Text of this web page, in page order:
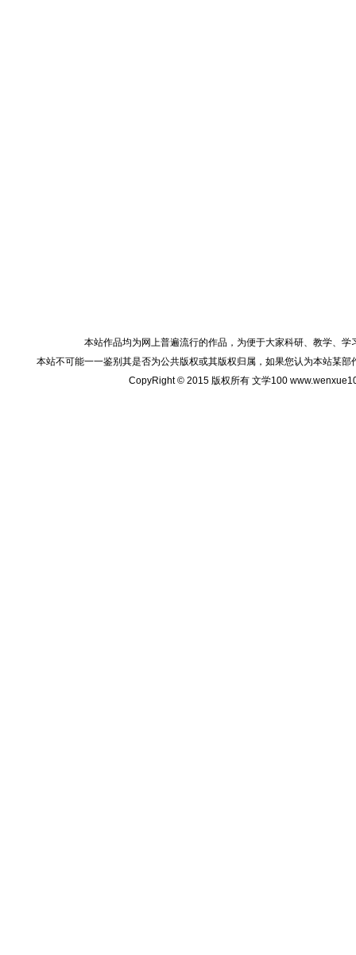
本站作品均为网上普遍流行的作品，为便于大家科研、教学、
本站不可能一一鉴别其是否为公共版权或其版权归属，如果您认为本站某
CopyRight © 2015 版权所有 文学100